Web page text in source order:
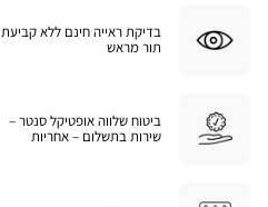
בדיקת ראייה חינם ללא קביעת
תור מראש
ביטוח שלווה אופטיקל סנטר –
שירות בתשלום – אחריות